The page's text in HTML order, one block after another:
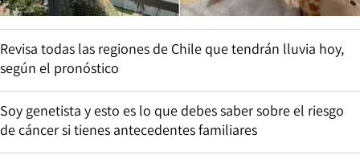
Revisa todas las regiones de Chile que tendrán lluvia hoy,
según el pronóstico
Soy genetista y esto es lo que debes saber sobre el riesgo
de cáncer si tienes antecedentes familiares